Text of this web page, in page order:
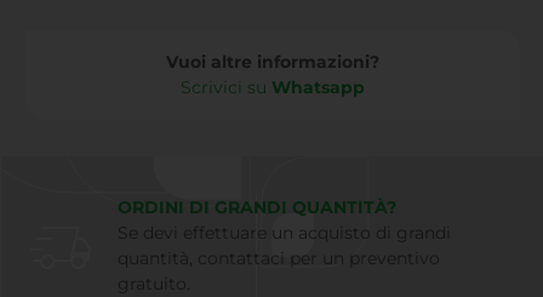
Vuoi altre informazioni?
Scrivici su Whatsapp
ORDINI DI GRANDI QUANTITÀ?
Se devi effettuare un acquisto di grandi
quantità, contattaci per un preventivo
gratuito.